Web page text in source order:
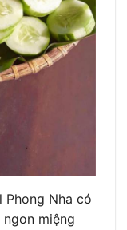
Phong Nha có
miệng